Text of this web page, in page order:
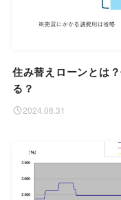
住み替えローンとは
る？
2024.08.31